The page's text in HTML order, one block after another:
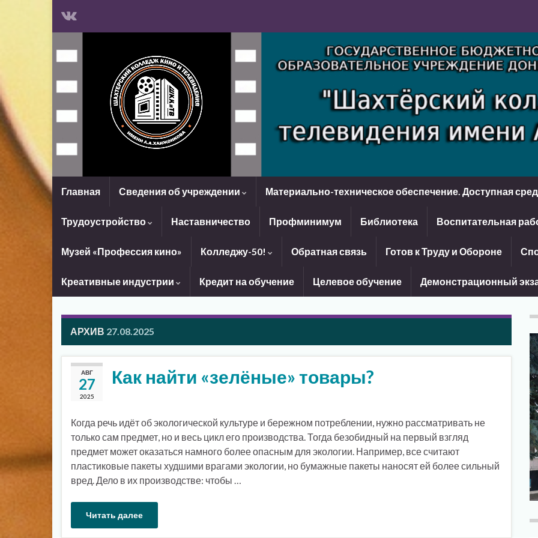
Главная Сведения об учреждении Материально-техническое обеспечение. Доступная
Трудоустройство Наставничество Профминимум Библиотека Воспитательная
Музей «Профессия кино» Колледжу-50! Обратная связь Готов к Труду и Обороне
Креативные индустрии Кредит на обучение Целевое обучение Демонстрационный
АРХИВ 27.08.2025
АВГ
27
2025
Как найти «зелёные» товары?
Когда речь идёт об экологической культуре и бережном потреблении, нужно рассматривать не
только сам предмет, но и весь цикл его производства. Тогда безобидный на первый взгляд
предмет может оказаться намного более опасным для экологии. Например, все считают
пластиковые пакеты худшими врагами экологии, но бумажные пакеты наносят ей более сильный
вред. Дело в их производстве: чтобы …
Читать далее